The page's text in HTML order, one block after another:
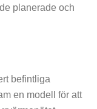
planerade och
befintliga
en modell för att